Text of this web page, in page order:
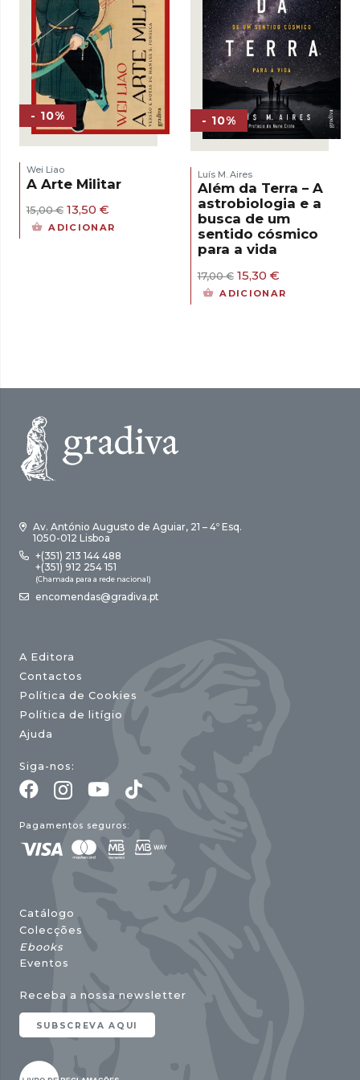
- 10%
Wei Liao
A Arte Militar
15,00€ O
preço
original
13,50 €
preço
atual
ADICIONAR
- 10%
Luís M. Aires
Além da Terra – A
astrobiologia e a
busca de um
sentido cósmico
para a vida
17,00€ O
preço
original
15,30 €O
preço
atual
ADICIONAR
Av. António Augusto de Aguiar, 21 – 4º Esq.
1050-012 Lisboa
+(351) 213 144 488
+(351) 912 254 151
(Chamada para a rede nacional)
encomendas@gradiva.pt
A Editora
Contactos
Política de Cookies
Política de litígio
Ajuda
Siga-nos:
Pagamentos seguros:
Catálogo
Colecções
Ebooks
Eventos
Receba a nossa newsletter
SUBSCREVA AQUI